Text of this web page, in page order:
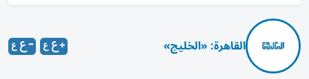
القاهرة: «الخليج»